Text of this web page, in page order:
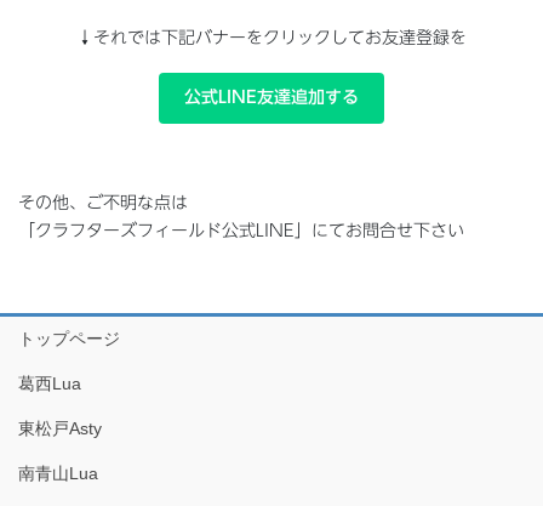
↓それでは下記バナーをクリックしてお友達登録を
公式LINE友達追加する
その他、ご不明な点は
「クラフターズフィールド公式LINE」にてお問合せ下さい
トップページ
葛西Lua
東松戸Asty
南青山Lua